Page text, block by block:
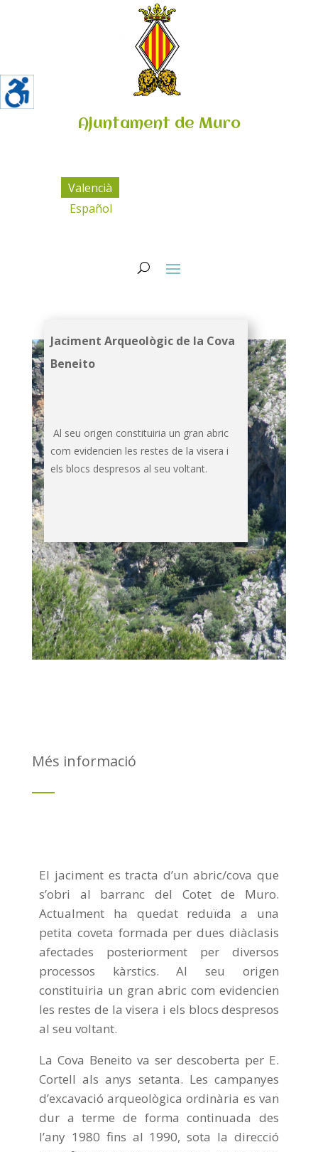
Ajuntament de Muro
Valencià
Español
Jaciment Arqueològic de la Cova
Beneito
Al seu origen constituiria un gran abric
com evidencien les restes de la visera i
els blocs despresos al seu voltant.
Més informació
El jaciment es tracta d’un abric/cova que
s’obri al barranc del Cotet de Muro.
Actualment ha quedat reduïda a una
petita coveta formada per dues diàclasis
afectades posteriorment per diversos
processos kàrstics. Al seu origen
constituiria un gran abric com evidencien
les restes de la visera i els blocs despresos
al seu voltant.
La Cova Beneito va ser descoberta per E.
Cortell als anys setanta. Les campanyes
d’excavació arqueològica ordinària es van
dur a terme de forma continuada des
l’any 1980 fins al 1990, sota la direcció